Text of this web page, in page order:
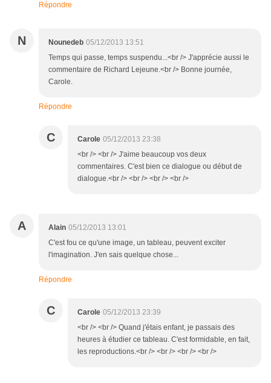
Répondre
N Nounedeb 05/12/2013 13:51
Temps qui passe, temps suspendu...<br /> J'apprécie aussi le
commentaire de Richard Lejeune.<br /> Bonne journée,
Carole.
Répondre
C Carole 05/12/2013 23:38
<br /> <br /> J'aime beaucoup vos deux
commentaires. C'est bien ce dialogue ou début de
dialogue.<br /> <br /> <br /> <br />
A Alain 05/12/2013 13:01
C'est fou ce qu'une image, un tableau, peuvent exciter
l'imagination. J'en sais quelque chose...
Répondre
C Carole 05/12/2013 23:39
<br /> <br /> Quand j'étais enfant, je passais des
heures à étudier ce tableau. C'est formidable, en fait,
les reproductions.<br /> <br /> <br /> <br />